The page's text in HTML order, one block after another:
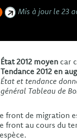
Mis à jour le 23
État 2012 moyen car
Tendance 2012 en
État et tendance
général Tableau de
front de migration
front au cours du